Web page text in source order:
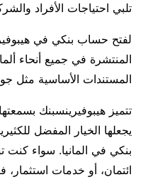
تلبي احتياجات الأفراد
لفتح حساب بنكي في
المنتشرة في جميع أنحاء
المستندات الأساسية مثل
تتميز هيبوفيرينسبنك
يجعلها الخيار المفضل
بنكي في المانيا. سواء
ائتمان، أو خدمات